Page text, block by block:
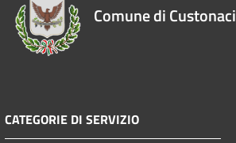
Comune di Custonaci
CATEGORIE DI SERVIZIO